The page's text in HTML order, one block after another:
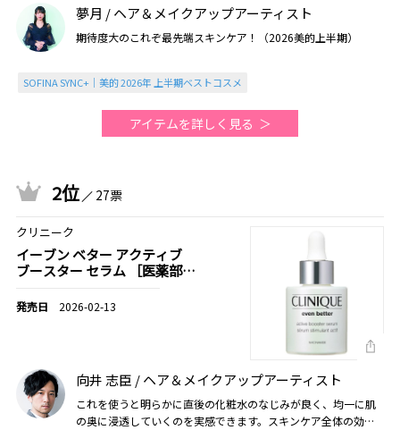
夢月 / ヘア＆メイクアップアーティスト
期待度大のこれぞ最先端スキンケア！（2026美的上半期）
SOFINA SYNC+｜美的 2026年 上半期ベストコスメ
アイテムを詳しく見る
2位 27票
クリニーク
イーブン ベター アクティブ
ブースター セラム ［医薬部外
2026-02-13
向井 志臣 / ヘア＆メイクアップアーティスト
これを使うと明らかに直後の化粧水のなじみが良く、均一に肌
の奥に浸透していくのを実感できます。スキンケア全体の効果